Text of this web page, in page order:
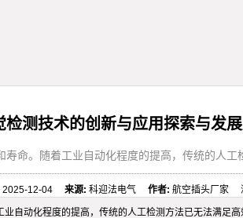
检测技术的创新与应用探索与发
命。随着工业自动化程度的提高，传统的人
2025-12-04来源: 科迎法电气作者: 航空插头厂家
自动化程度的提高，传统的人工检测方法已无法满足